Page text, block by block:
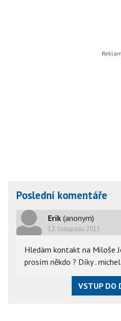
Poslední komentáře
Erik (anonym)
12. listopadu 2015
Hledám kontakt na Miloše
prosím někdo ? Díky .
VSTUP DO